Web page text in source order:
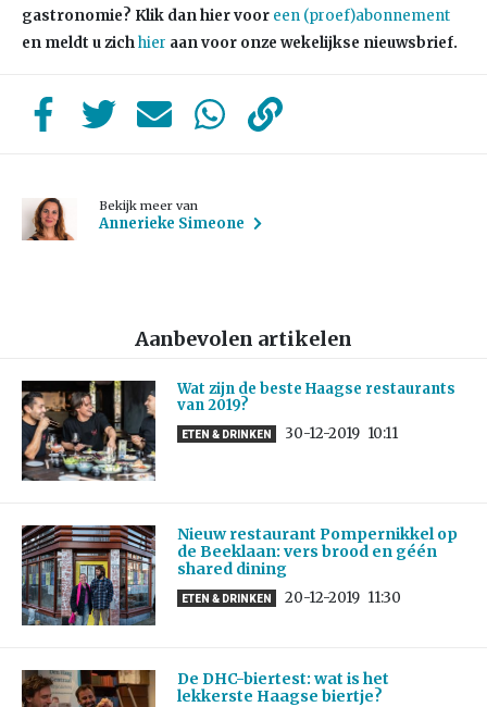
gastronomie? Klik dan hier voor een (proef)abonnement
en meldt u zichhier aan voor onze wekelijkse nieuwsbrief.
Bekijk meer van
Annerieke Simeone
Aanbevolen artikelen
Wat zijn de beste Haagse restaurants
van 2019?
ETEN & DRINKEN 30-12-2019 10:11
Nieuw restaurant Pompernikkel op
de Beeklaan: vers brood en géén
shared dining
ETEN & DRINKEN 20-12-2019 11:30
De DHC-biertest: wat is het
lekkerste Haagse biertje?